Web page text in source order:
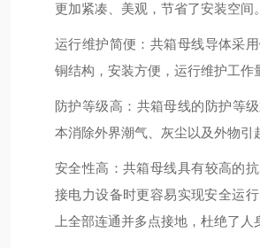
更加紧凑、美观，节省了安装空间。
运行维护简便 ：共箱母线导体采
铜结构，安装方便，运行维护工作
防护等级高 ：共箱母线的防护等
本消除外界潮气、灰尘以及外物引
安全性高 ：共箱母线具有较高的
接电力设备时更容易实现安全运
上全部连通并多点接地，杜绝了人